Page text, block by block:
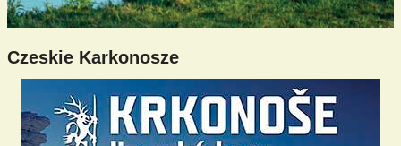
Czeskie Karkonosze